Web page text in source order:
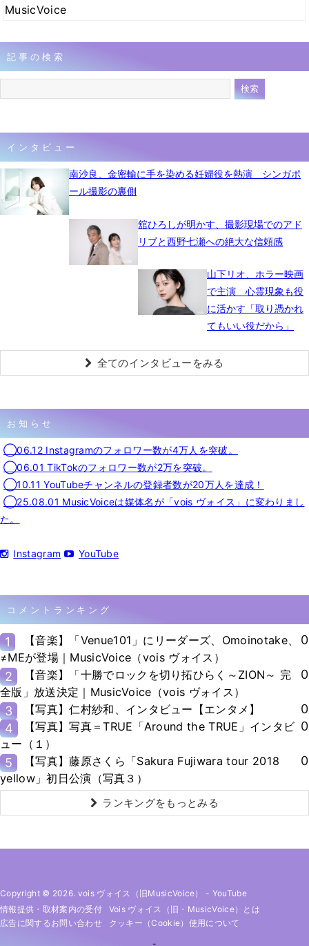
MusicVoice
記事の検索
インタビュー
南沙良、金密輸に手を染める妊婦役を熱演 シンガポ
ール撮影の裏側
舘ひろしが明かす、撮影現場でのアド
リブと西野七瀬への絶大な信頼感
山下リオ、ホラー映画
で主演 心霊現象も役
に活かす「取り憑かれ
てもいい役だから」
全てのインタビューをみる
お知らせ
◯06.12 Instagramのフォロワー数が4万人を突破。
◯06.01 TikTokのフォロワー数が2万を突破。
◯10.11 YouTubeチャンネルの登録者数が20万人を達成！
◯25.08.01 MusicVoiceは媒体名が「vois ヴォイス」に変わりまし
た。
Instagram YouTube
コメントランキング
1
【音楽】「Venue101」にリーダーズ、Omoinotake、
≠MEが登場｜MusicVoice（vois ヴォイス）
0
2
【音楽】「十勝でロックを切り拓ひらく～ZION～ 完
全版」放送決定｜MusicVoice（vois ヴォイス）
0
3 【写真】仁村紗和、インタビュー【エンタメ】
0
4
【写真】写真＝TRUE「Around the TRUE」インタビ
ュー（１）
0
5
【写真】藤原さくら「Sakura Fujiwara tour 2018
yellow」初日公演（写真３）
0
ランキングをもっとみる
Copyright © 2026. vois ヴォイス（旧MusicVoice） - YouTube
情報提供・取材案内の受付
Vois ヴォイス（旧・MusicVoice）とは
広告に関するお問い合わせ
クッキー（cookie）使用について
-